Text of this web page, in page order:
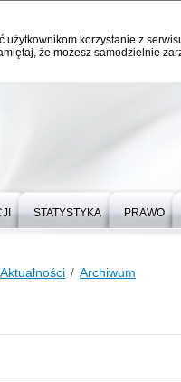
użytkownikom korzystanie z
że możesz samodzielnie
STATYSTYKA PRAWO
Aktualności Archiwum